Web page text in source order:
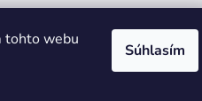
tohto webu
Súhlasím